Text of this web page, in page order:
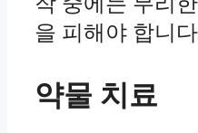
을 피해야 합니
약물 치료